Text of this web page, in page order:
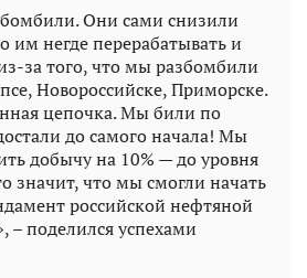
Они сами снизили
им негде перерабатывать и
за того, что мы разбомбили
Новороссийске, Приморске.
цепочка. Мы били по
до самого начала! Мы
добычу на 10% — до уровня
значит, что мы смогли начать
российской нефтяной
поделился успехами